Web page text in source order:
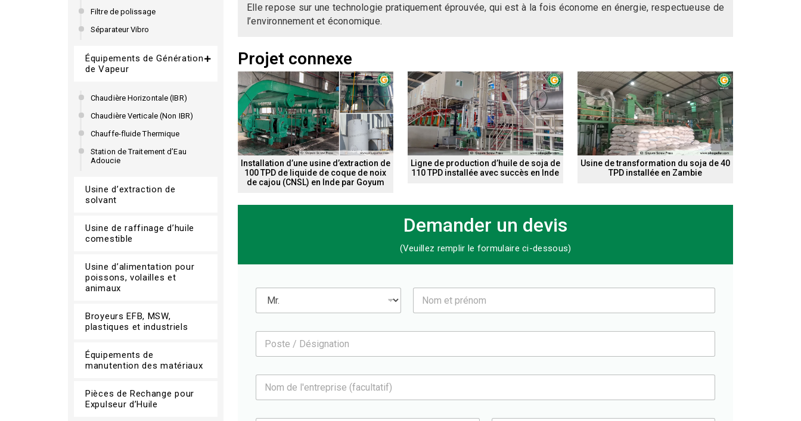
Elle repose sur une technologie pratiquement éprouvée, qui est à la fois économe en énergie, respectueuse de
l’environnement et économique.
Projet connexe
Installation d’une usine d’extraction de
100 TPD de liquide de coque de noix
de cajou (CNSL) en Inde par Goyum
Ligne de production d’huile de soja de
110 TPD installée avec succès en Inde
Usine de transformation du soja de 40
TPD installée en Zambie
Demander un devis
(Veuillez remplir le formulaire ci-dessous)
M
.
N
m
r
*
P
s
D
N
m
Filtre de polissage
Séparateur Vibro
Équipements de Génération
de Vapeur
Chaudière Horizontale (IBR)
Chaudière Verticale (Non IBR)
Chauffe-fluide Thermique
Station de Traitement d’Eau
Adoucie
Usine d’extraction de
solvant
Usine de raffinage d’huile
comestible
Usine d’alimentation pour
poissons, volailles et
animaux
Broyeurs EFB, MSW,
plastiques et industriels
Équipements de
manutention des matériaux
Pièces de Rechange pour
Expulseur d’Huile